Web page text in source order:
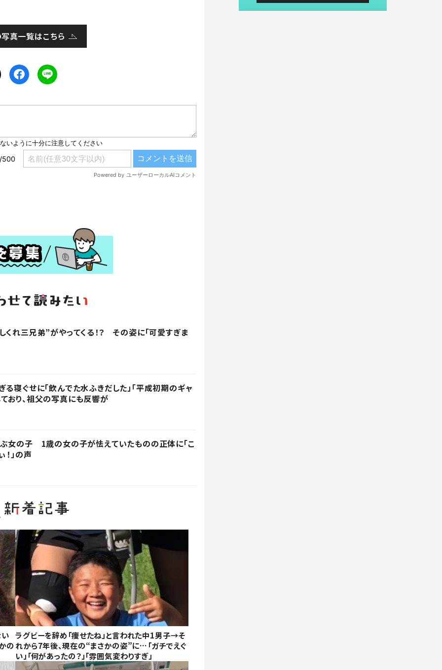
真一覧はこちら
れ三兄弟”がやってくる！？ その姿に「可愛すぎま
寝ぐせに「飲んでた水ふきだした」「平成初期のギャ
り、祖父の写真にも反響が
女の子 1歳の女の子が怯えていたものの正体に「こ
！」の声
の
ラグビーを辞め「痩せたね」と言われた中1男子→そ
れから7年後、現在の“まさかの姿”に…「ガチでえぐ
い」「何があったの？」「雰囲気変わりすぎ」